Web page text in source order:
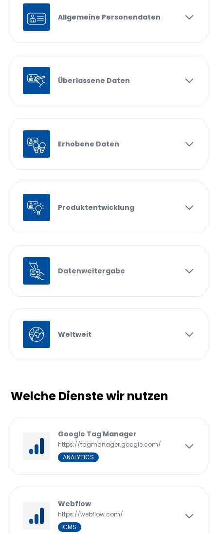
Allgemeine Personendaten
Überlassene Daten
Erhobene Daten
Produktentwicklung
Datenweitergabe
Weltweit
Welche Dienste wir nutzen
Google Tag Manager
https://tagmanager.google.com/
ANALYTICS
Webflow
https://webflow.com/
CMS